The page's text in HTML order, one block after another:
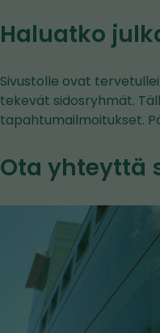
Haluatko
Sivustolle ovat
tekevät sidosryhmät.
tapahtumailmoitukset.
Ota yhteyttä